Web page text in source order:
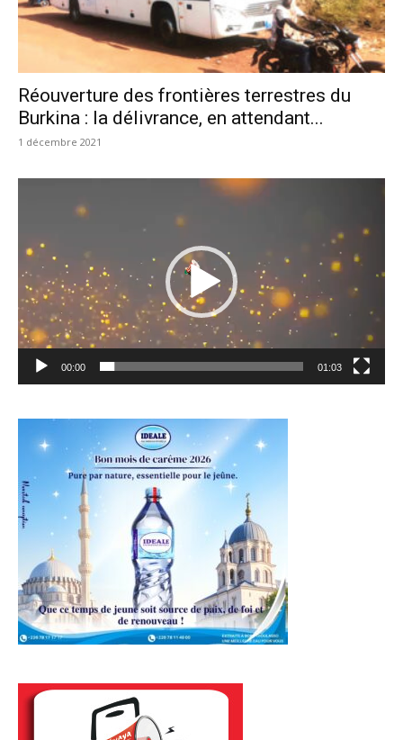
Réouverture des frontières terrestres du
Burkina : la délivrance, en attendant...
1 décembre 2021
00:00 01:03